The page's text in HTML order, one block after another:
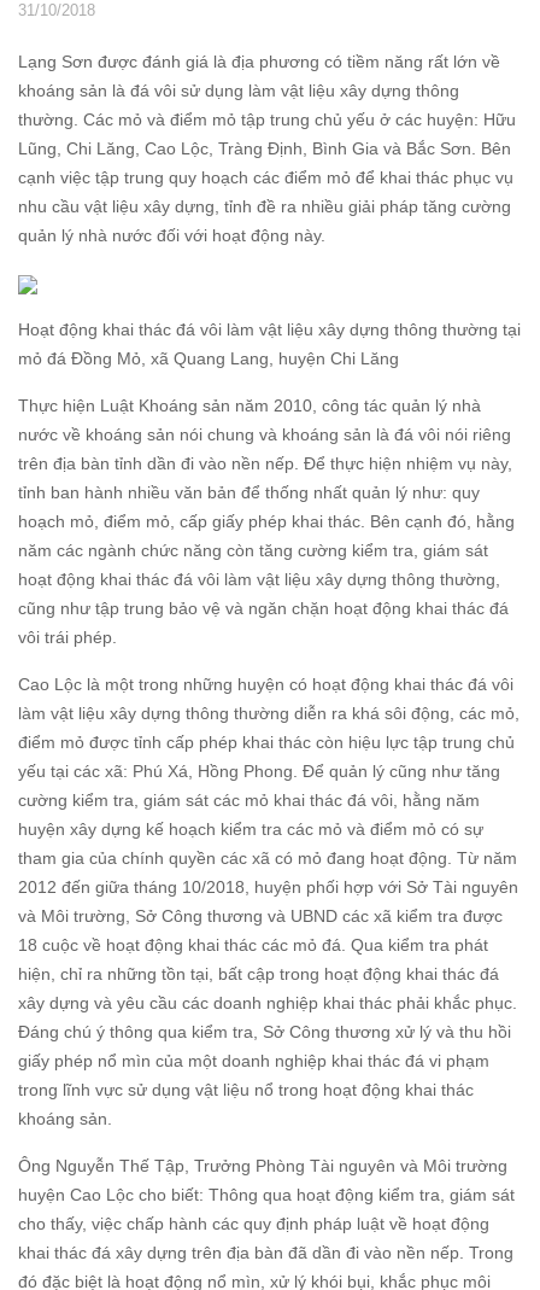
31/10/2018
Lạng Sơn được đánh giá là địa phương có tiềm năng rất lớn về
khoáng sản là đá vôi sử dụng làm vật liệu xây dựng thông
thường. Các mỏ và điểm mỏ tập trung chủ yếu ở các huyện: Hữu
Lũng, Chi Lăng, Cao Lộc, Tràng Định, Bình Gia và Bắc Sơn. Bên
cạnh việc tập trung quy hoạch các điểm mỏ để khai thác phục vụ
nhu cầu vật liệu xây dựng, tỉnh đề ra nhiều giải pháp tăng cường
quản lý nhà nước đối với hoạt động này.
Hoạt động khai thác đá vôi làm vật liệu xây dựng thông thường tại
mỏ đá Đồng Mỏ, xã Quang Lang, huyện Chi Lăng
Thực hiện Luật Khoáng sản năm 2010, công tác quản lý nhà
nước về khoáng sản nói chung và khoáng sản là đá vôi nói riêng
trên địa bàn tỉnh dần đi vào nền nếp. Để thực hiện nhiệm vụ này,
tỉnh ban hành nhiều văn bản để thống nhất quản lý như: quy
hoạch mỏ, điểm mỏ, cấp giấy phép khai thác. Bên cạnh đó, hằng
năm các ngành chức năng còn tăng cường kiểm tra, giám sát
hoạt động khai thác đá vôi làm vật liệu xây dựng thông thường,
cũng như tập trung bảo vệ và ngăn chặn hoạt động khai thác đá
vôi trái phép.
Cao Lộc là một trong những huyện có hoạt động khai thác đá vôi
làm vật liệu xây dựng thông thường diễn ra khá sôi động, các mỏ,
điểm mỏ được tỉnh cấp phép khai thác còn hiệu lực tập trung chủ
yếu tại các xã: Phú Xá, Hồng Phong. Để quản lý cũng như tăng
cường kiểm tra, giám sát các mỏ khai thác đá vôi, hằng năm
huyện xây dựng kế hoạch kiểm tra các mỏ và điểm mỏ có sự
tham gia của chính quyền các xã có mỏ đang hoạt động. Từ năm
2012 đến giữa tháng 10/2018, huyện phối hợp với Sở Tài nguyên
và Môi trường, Sở Công thương và UBND các xã kiểm tra được
18 cuộc về hoạt động khai thác các mỏ đá. Qua kiểm tra phát
hiện, chỉ ra những tồn tại, bất cập trong hoạt động khai thác đá
xây dựng và yêu cầu các doanh nghiệp khai thác phải khắc phục.
Đáng chú ý thông qua kiểm tra, Sở Công thương xử lý và thu hồi
giấy phép nổ mìn của một doanh nghiệp khai thác đá vi phạm
trong lĩnh vực sử dụng vật liệu nổ trong hoạt động khai thác
khoáng sản.
Ông Nguyễn Thế Tập, Trưởng Phòng Tài nguyên và Môi trường
huyện Cao Lộc cho biết: Thông qua hoạt động kiểm tra, giám sát
cho thấy, việc chấp hành các quy định pháp luật về hoạt động
khai thác đá xây dựng trên địa bàn đã dần đi vào nền nếp. Trong
đó đặc biệt là hoạt động nổ mìn, xử lý khói bụi, khắc phục môi